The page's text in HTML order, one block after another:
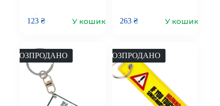
123₴ У кошик 263 ₴ У кошик
РОЗПРОДАНО РОЗПРОДАНО